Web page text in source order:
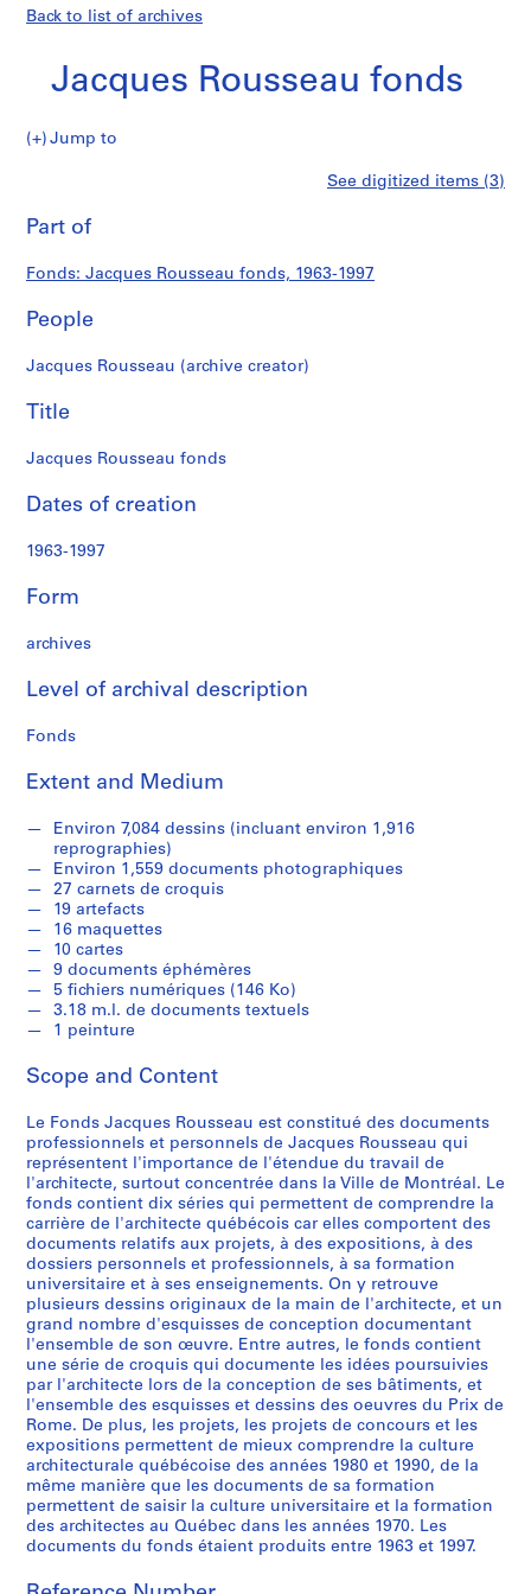
Back to list of archives
Jacques Rousseau fonds
Jacques
Jump to
i
s
:
a
n
t
e
r
q
u
s
1
8
-
1
9
9
7
AP066.S1
S
e
i
s
:
P
r
o
j
e
t
s
e
t
r
é
a
l
i
s
a
t
Rousseau
fonds
See digitized items (3)
Part of
Fonds: Jacques Rousseau fonds, 1963-1997
People
Jacques Rousseau (archive creator)
Title
Jacques Rousseau fonds
Dates of creation
1963-1997
Form
archives
Level of archival description
Fonds
Extent and Medium
Environ 7,084 dessins (incluant environ 1,916
reprographies)
Environ 1,559 documents photographiques
27 carnets de croquis
19 artefacts
16 maquettes
10 cartes
9 documents éphémères
5 fichiers numériques (146 Ko)
3.18 m.l. de documents textuels
1 peinture
Scope and Content
Le Fonds Jacques Rousseau est constitué des documents
professionnels et personnels de Jacques Rousseau qui
représentent l'importance de l'étendue du travail de
l'architecte, surtout concentrée dans la Ville de Montréal. Le
fonds contient dix séries qui permettent de comprendre la
carrière de l'architecte québécois car elles comportent des
documents relatifs aux projets, à des expositions, à des
dossiers personnels et professionnels, à sa formation
universitaire et à ses enseignements. On y retrouve
plusieurs dessins originaux de la main de l'architecte, et un
grand nombre d'esquisses de conception documentant
l'ensemble de son œuvre. Entre autres, le fonds contient
une série de croquis qui documente les idées poursuivies
par l'architecte lors de la conception de ses bâtiments, et
l'ensemble des esquisses et dessins des oeuvres du Prix de
Rome. De plus, les projets, les projets de concours et les
expositions permettent de mieux comprendre la culture
architecturale québécoise des années 1980 et 1990, de la
même manière que les documents de sa formation
permettent de saisir la culture universitaire et la formation
des architectes au Québec dans les années 1970. Les
documents du fonds étaient produits entre 1963 et 1997.